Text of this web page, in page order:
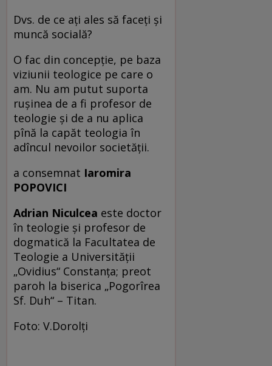
Dvs. de ce aţi ales să faceţi şi
muncă socială?
O fac din concepţie, pe baza
viziunii teologice pe care o
am. Nu am putut suporta
ruşinea de a fi profesor de
teologie şi de a nu aplica
pînă la capăt teologia în
adîncul nevoilor societăţii.
a consemnat Iaromira
POPOVICI
Adrian Niculcea este doctor
în teologie şi profesor de
dogmatică la Facultatea de
Teologie a Universităţii
„Ovidius“ Constanţa; preot
paroh la biserica „Pogorîrea
Sf. Duh“ – Titan.
Foto: V.Dorolţi